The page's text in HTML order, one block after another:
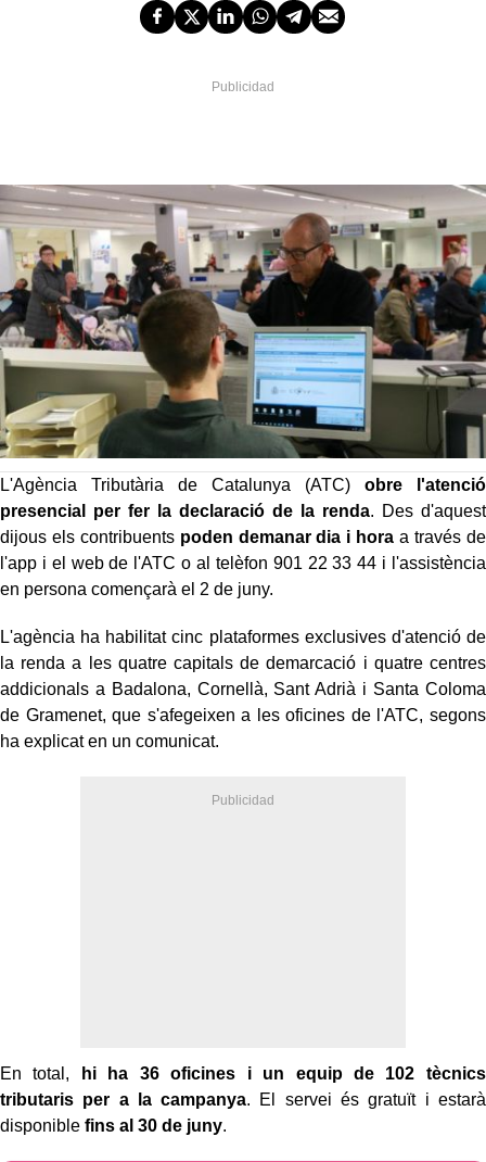
L'Agència Tributària de Catalunya (ATC)obre l'atenció
presencial per fer la declaració de la renda. Des d'aquest
dijous els contribuents poden demanar dia i hora a través de
l'app i el web de l'ATC o al telèfon 901 22 33 44 i l'assistència
en persona començarà el 2 de juny.
L'agència ha habilitat cinc plataformes exclusives d'atenció de
la renda a les quatre capitals de demarcació i quatre centres
addicionals a Badalona, Cornellà, Sant Adrià i Santa Coloma
de Gramenet, que s'afegeixen a les oficines de l'ATC, segons
ha explicat en un comunicat.
En total, hi ha 36 oficines i un equip de 102 tècnics
tributaris per a la campanya. El servei és gratuït i estarà
disponible fins al 30 de juny.